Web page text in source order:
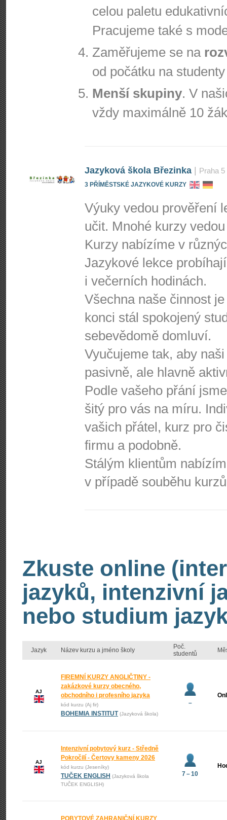
celou paletu
Pracujeme také s
Zaměřujeme se na
od počátku na
Menší skupiny. V
vždy maximálně 10
Jazyková škola Březinka Praha 5
3 PŘÍMĚSTSKÉ JAZYKOVÉ KURZY
Výuky vedou prověření
učit. Mnohé kurzy
Kurzy nabízíme v
Jazykové lekce
i večerních hodinách.
Všechna naše činnost
konci stál spokojený
sebevědomě domluví.
Vyučujeme tak, aby
pasivně, ale hlavně
Podle vašeho přání
šitý pro vás na míru.
vašich přátel, kurz pro
firmu a podobně.
Stálým klientům
v případě souběhu
Zkuste online
jazyků, intenzivní
nebo studium
Jazyk Název kurzu a jméno školy
Poč.
studentů
AJ
FIREMNÍ KURZY ANGLIČTINY -
zakázkové kurzy obecného,
obchodního i profesního jazyka
kód kurzu (Aj fir)
BOHEMIA INSTITUT (Jazyková škola)
–
AJ
Intenzivní pobytový kurz - Středně
Pokročilí - Čertovy kameny 2026
kód kurzu (Jeseníky)
TUČEK ENGLISH (Jazyková škola
TUČEK ENGLISH)
7 – 10
POBYTOVÉ ZAHRANIČNÍ KURZY